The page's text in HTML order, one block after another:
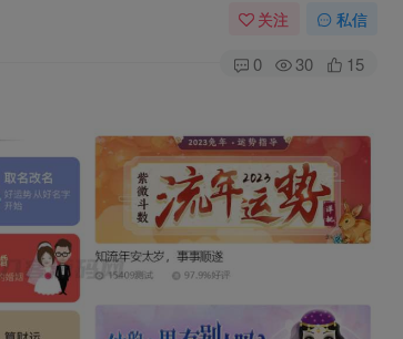
关注 私信
0 30 15